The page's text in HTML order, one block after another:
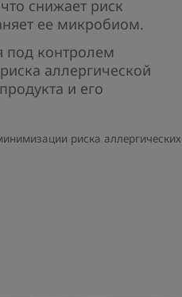
снижает риск
ее микробиом.​
под контролем
аллергической
и его
риска аллергических